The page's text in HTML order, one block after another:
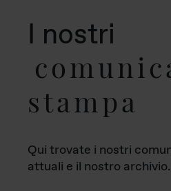
I nostri
stampa
Qui trovate i nostri
attuali e il nostro archivio.